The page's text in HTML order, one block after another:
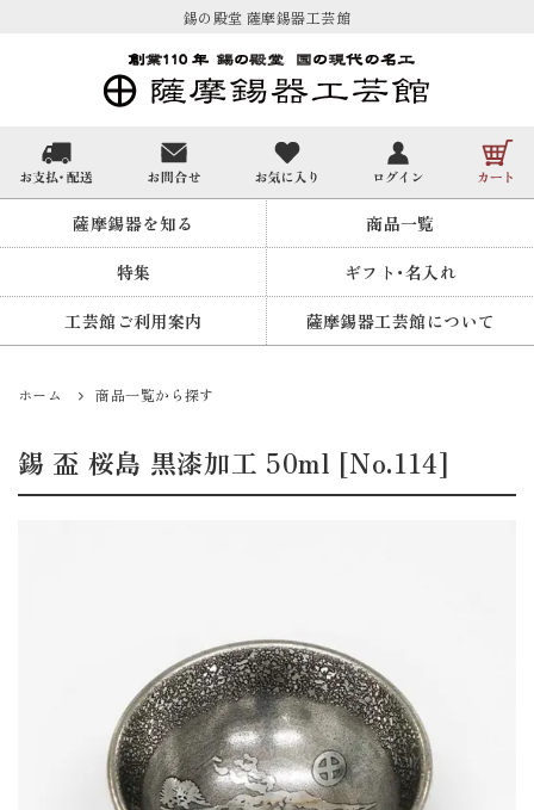
錫の殿堂 薩摩錫器工芸館
薩摩錫器を知る 商品一覧
特集 ギフト・名入れ
工芸館ご利用案内 薩摩錫器工芸館について
ホーム 商品一覧から探す
錫 盃 桜島 黒漆加工 50ml [No.114]